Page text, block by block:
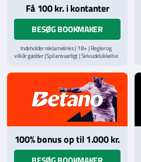
Få 100 kr. i kontanter
BESØG BOOKMAKER
Indeholder reklamelinks | 18+ | Regler og
vilkår gælder | Spil ansvarligt | Selvudelukkelse
hjælpelinje påStopSpillet.dk
her
100% bonus op til 1.000 kr.